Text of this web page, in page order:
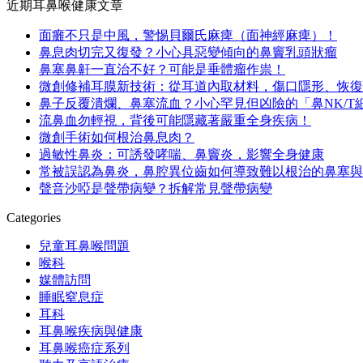
近期耳鼻喉健康文章
面癱不只是中風，警惕貝爾氏麻痺（面神經麻痺）！
鼻息肉切完又復發？小心具惡變傾向的鼻竇乳頭狀瘤
鼻塞鼻鼾一直治不好？可能是垂體瘤作祟！
微創修補耳膜新技術：從耳道內取材料，傷口隱形、恢
鼻子反覆潰爛、鼻塞流血？小心罕見但凶險的「鼻NK/T
流鼻血勿輕視，背後可能隱藏著嚴重全身疾病！
微創手術如何根治鼻息肉？
過敏性鼻炎：可誘發哮喘、鼻竇炎，影響全身健康
常被誤認為鼻炎，鼻腔異位齒如何導致難以根治的鼻塞
聲音沙啞是聲帶病變？拆解常見聲帶病變
Categories
兒童耳鼻喉問題
喉科
媒體訪問
睡眠窒息症
耳科
耳鼻喉疾病與健康
耳鼻喉癌症系列